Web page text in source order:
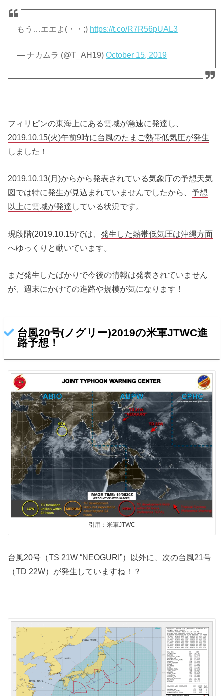
もう…エエよ(・・;) https://t.co/R7R56pUAL3
— ナカムラ (@T_AH19)October 15, 2019
フィリピンの東海上にある雲域が急速に発達し、
2019.10.15(火)午前9時に台風のたまご熱帯低気圧が発生
しました！
2019.10.13(月)からから発表されている気象庁の予想天気
図では特に発生が見込まれていませんでしたから、予想
以上に雲域が発達 している状況です。
現段階(2019.10.15)では、発生した熱帯低気圧は沖縄方面
へゆっくりと動いています。
まだ発生したばかりで今後の情報は発表されていません
が、週末にかけての進路や規模が気になります！
台風20号(ノグリー)2019の米軍JTWC進
路予想！
引用：米軍JTWC
台風20号（TS 21W “NEOGURI”）以外に、次の台風21号
（TD 22W）が発生していますね！？